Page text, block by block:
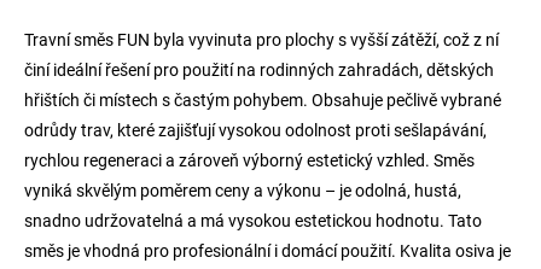
Travní směs FUN byla vyvinuta pro plochy s vyšší zátěží, což z ní
činí ideální řešení pro použití na rodinných zahradách, dětských
hřištích či místech s častým pohybem. Obsahuje pečlivě vybrané
odrůdy trav, které zajišťují vysokou odolnost proti sešlapávání,
rychlou regeneraci a zároveň výborný estetický vzhled. Směs
vyniká skvělým poměrem ceny a výkonu – je odolná, hustá,
snadno udržovatelná a má vysokou estetickou hodnotu. Tato
směs je vhodná pro profesionální i domácí použití. Kvalita osiva je